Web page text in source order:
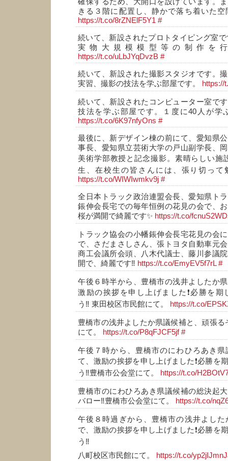
きる３階に配置し、静かで落ち着いた
https://t.co/8rZNElF5Y1 #
続いて、新設されたプロトタイピング室
実物大規模模型等の制作を
https://t.co/uLbJYqDvzB #
続いて、新設された撮影スタジオです。
実習、撮影の技法を学ぶ部屋です。
https://
続いて、新設されたコンピューター室で
技法を学ぶ部屋です。１度に40人が学
https://t.co/6K97nfyOns #
最後に、新デザイン棟の前にて、愛知県
事長、愛知県立芸術大学の戸山副学長、
美術学部教授と記念撮影。素晴らしい施
生、在校生の皆さんには、張り切って
https://t.co/WIWIwmkv9j #
全日本トラック政治連盟会長、愛知県ト
鋹伸会長宅での毎年恒例の花見の会で、
桜が満開で綺麗です✨ https://t.co/
トラック協会の小幡鋹伸会長宅花見の会
で、さだまさしさん、張トヨタ自動車元
商工会議所会頭、八木代議士、藤川参議
開で、綺麗です‼️ https://t.co/EmyEV5f7rL #
午後６時半から、豊橋市の浅井よしたか
激励の挨拶を申し上げました❗必勝を
う‼️ 東田校区市民館にて。
https://t.co/
豊橋市の浅井よしたか県議候補と、頑張る
にて。
https://t.co/P8qFJCF5jf #
午後７時から、豊橋市のにわひろあき
て、激励の挨拶を申し上げました❗必勝を
う‼️豊橋市公会堂にて。
https://t.co/
豊橋市のにわひろあき県議候補の総決起
バロー‼️豊橋市公会堂にて。
https://t.co/
午後８時過ぎから、豊橋市の浅井よし
で、激励の挨拶を申し上げました❗必勝を
う‼️
八町校区市民館にて。
https://t.co/